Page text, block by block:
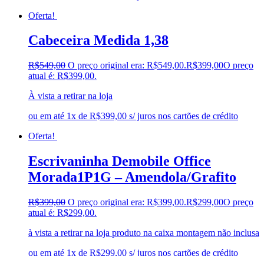
Oferta!
Cabeceira Medida 1,38
R$549,00 O preço original era: R$549,00.R$399,00O preço
atual é: R$399,00.
À vista a retirar na loja
ou em até 1x de R$399,00 s/ juros nos cartões de crédito
Oferta!
Escrivaninha Demobile Office
Morada1P1G – Amendola/Grafito
R$399,00 O preço original era: R$399,00.R$299,00O preço
atual é: R$299,00.
à vista a retirar na loja produto na caixa montagem não inclusa
ou em até 1x de R$299,00 s/ juros nos cartões de crédito